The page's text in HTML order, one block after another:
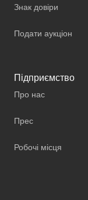
Знак довіри
Подати аукціон
Підприємство
Про нас
Прес
Робочі місця